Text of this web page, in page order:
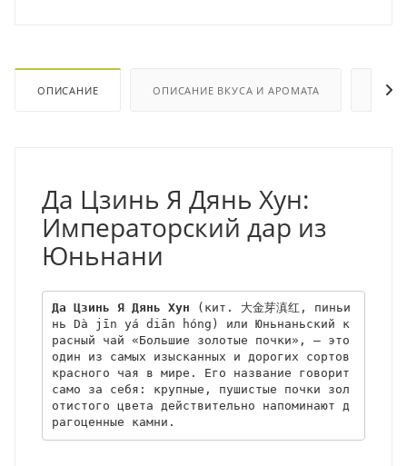
ОПИСАНИЕ ОПИСАНИЕ ВКУСА И АРОМАТА
Да Цзинь Я Дянь Хун:
Императорский дар из
Юньнани
Да Цзинь Я Дянь Хун (кит. 大金芽滇红, пиньи
нь Dà jīn yá diān hóng) или Юньнаньский к
расный чай «Большие золотые почки», – это
один из самых изысканных и дорогих сортов
красного чая в мире. Его название говорит
само за себя: крупные, пушистые почки зол
отистого цвета действительно напоминают д
рагоценные камни.